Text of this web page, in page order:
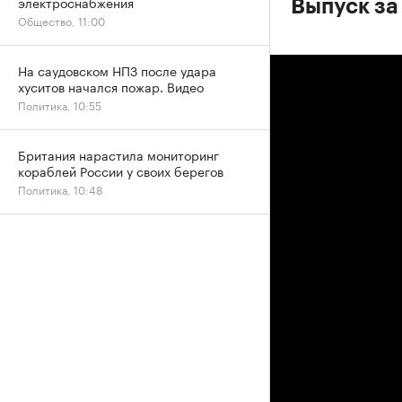
Выпуск
Общество, 11:00
На саудовском НПЗ после удара
хуситов начался пожар. Видео
Политика, 10:55
Британия нарастила мониторинг
кораблей России у своих берегов
Политика, 10:48